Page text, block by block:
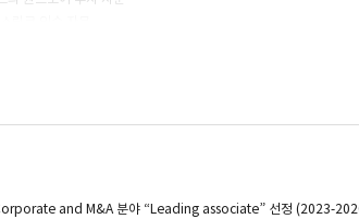
자문
틱스 투자 자문
인수 자문
자문
and M&A 분야 “Leading associate” 선정 (2023-